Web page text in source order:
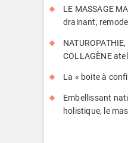
LE MASSAGE
drainant,
COLLAGÈNE
La « boite à
Embellissant
holistique, le